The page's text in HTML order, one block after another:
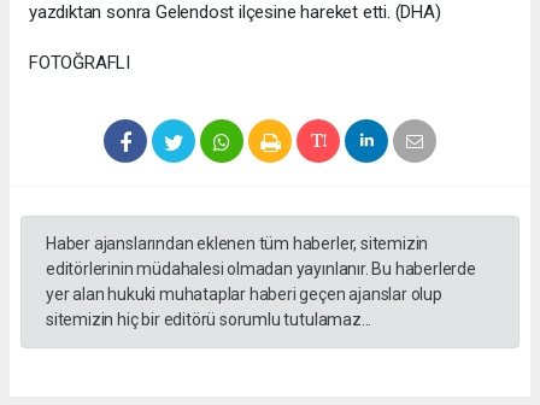
yazdıktan sonra Gelendost ilçesine hareket etti. (DHA)
FOTOĞRAFLI
Haber ajanslarından eklenen tüm haberler, sitemizin
editörlerinin müdahalesi olmadan yayınlanır. Bu haberlerde
yer alan hukuki muhataplar haberi geçen ajanslar olup
sitemizin hiç bir editörü sorumlu tutulamaz...